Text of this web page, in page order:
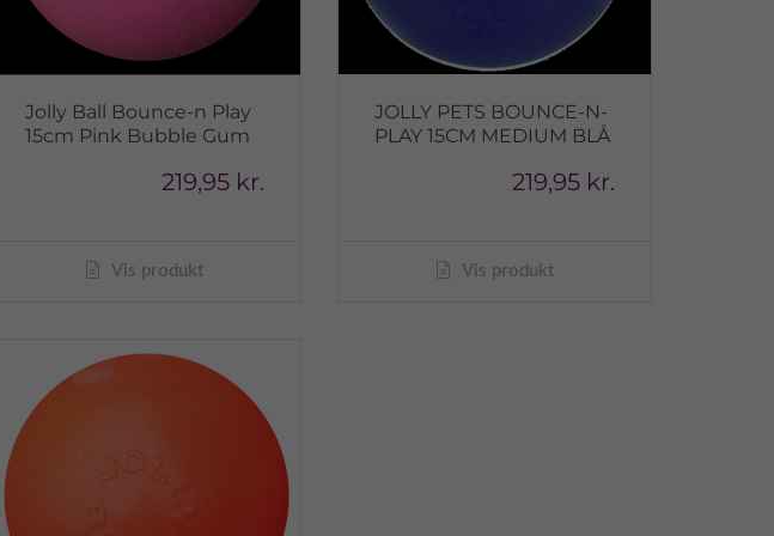
Jolly Ball Bounce-n Play
15cm Pink Bubble Gum
219,95 kr.
Vis produkt
JOLLY PETS BOUNCE-N-
PLAY 15CM MEDIUM BLÅ
219,95 kr.
Vis produkt